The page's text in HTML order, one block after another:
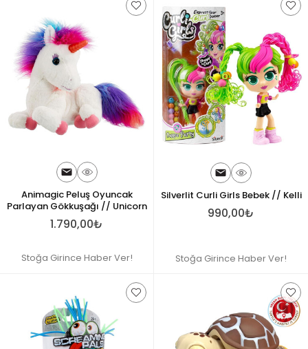
Animagic Peluş Oyuncak
Parlayan Gökkuşağı // Unicorn
1.790,00₺
Stoğa Girince Haber Ver!
Silverlit Curli Girls Bebek // Kelli
990,00₺
Stoğa Girince Haber Ver!